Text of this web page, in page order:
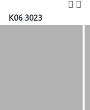
K06 3023